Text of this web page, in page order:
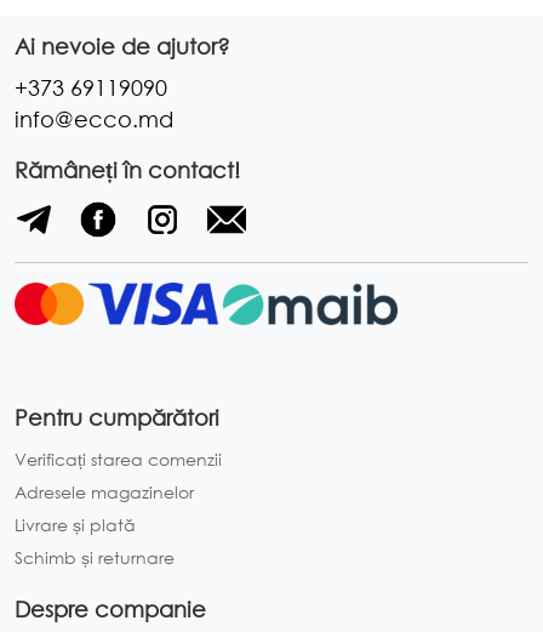
Ai nevoie de ajutor?
+373 69119090
info@ecco.md
Rămâneți în contact!
Pentru cumpărători
Verificați starea comenzii
Adresele magazinelor
Livrare și plată
Schimb și returnare
Despre companie